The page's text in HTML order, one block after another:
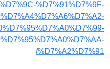
%D7%91%D7%9F-
%D7%A2%D7%91/